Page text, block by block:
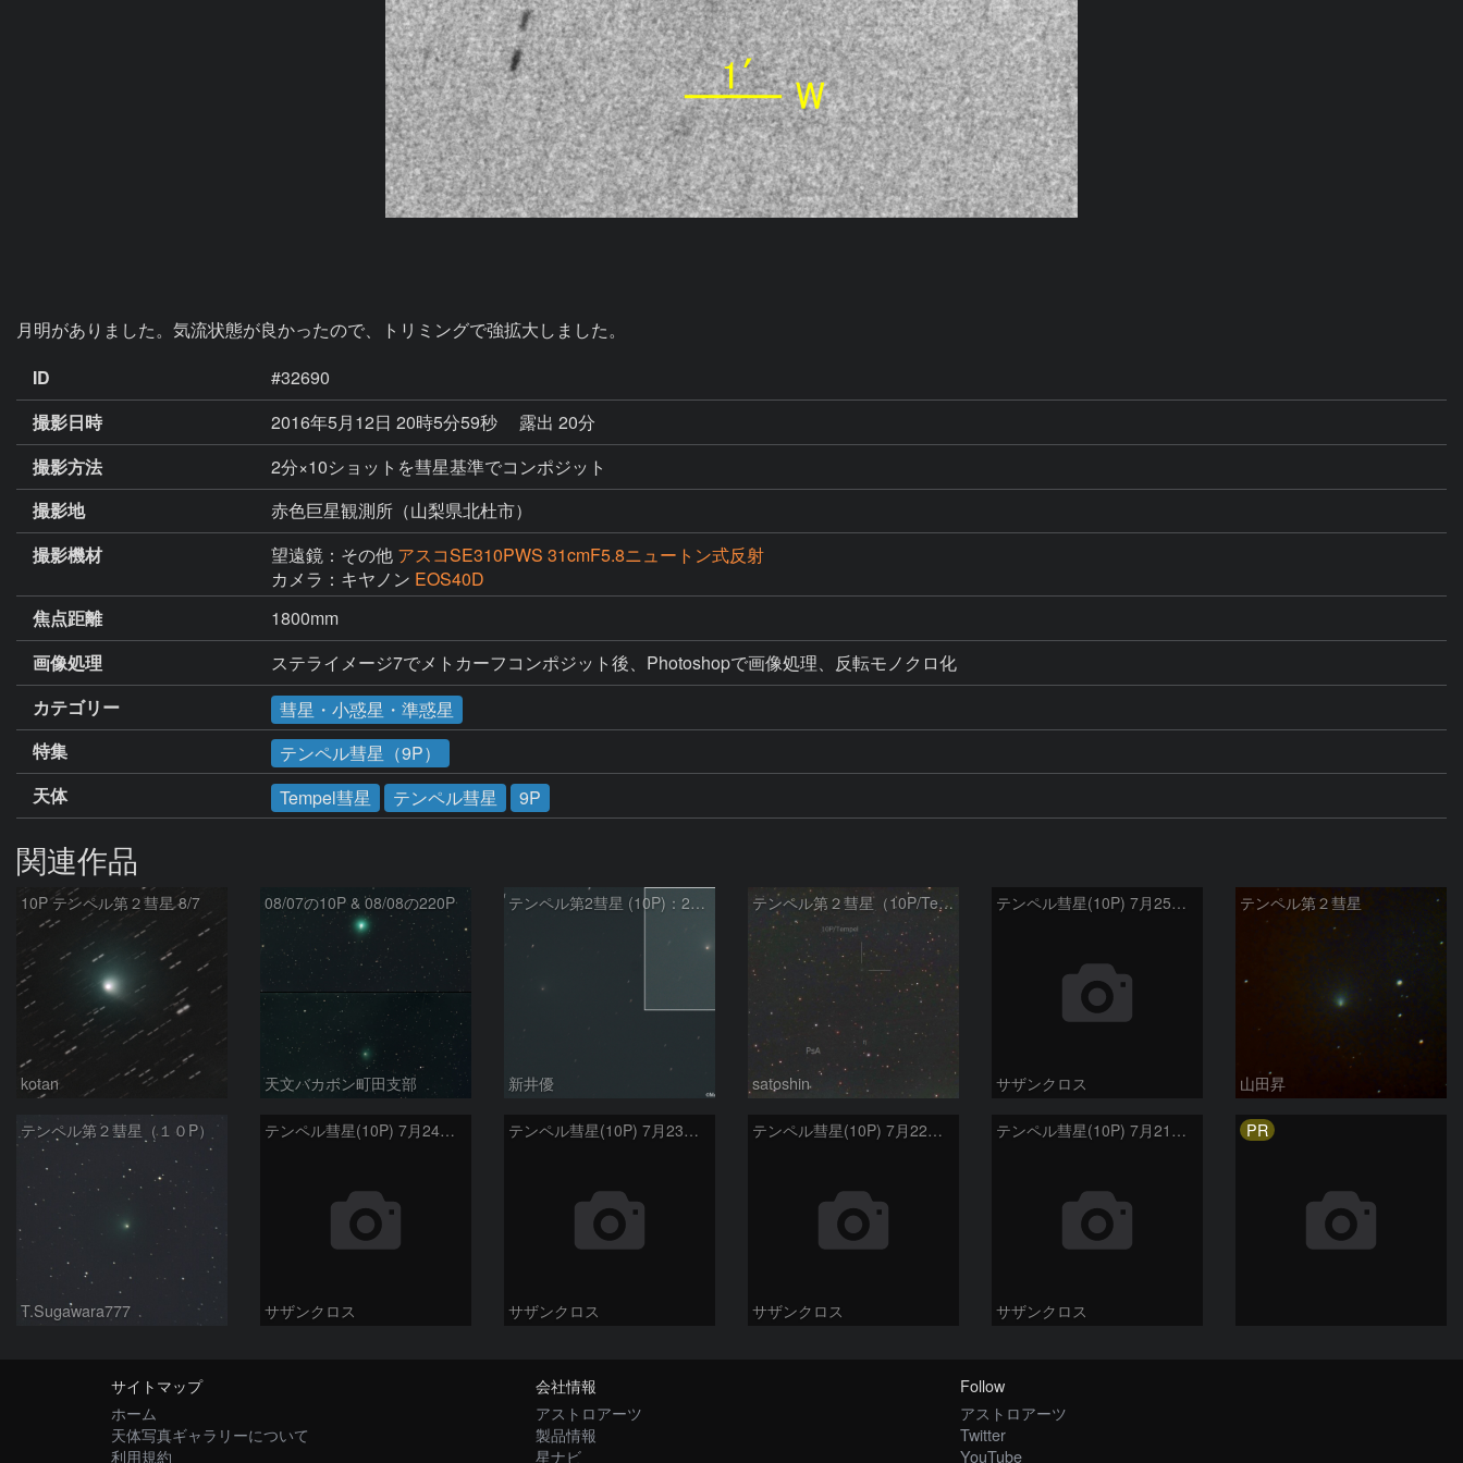
月明がありました。気流状態が良かったので、トリミングで強拡大しました。
ID
#32690
撮影日時
2016年5月12日 20時5分59秒
露出 20分
撮影方法
2分×10ショットを彗星基準でコンポジット
撮影地
赤色巨星観測所（山梨県北杜市）
撮影機材
望遠鏡：その他 アスコSE310PWS 31cmF5.8ニュートン式反射
カメラ：キヤノン EOS40D
焦点距離
1800mm
画像処理
ステライメージ7でメトカーフコンポジット後、Photoshopで画像処理、反転モノクロ化
カテゴリー
彗星・小惑星・準惑星
特集
テンペル彗星（9P）
天体
Tempel彗星 テンペル彗星 9P
関連作品
10P テンペル第２彗星 8/7
kotan
08/07の10P & 08/08の220P
天文バカボン町田支部
テンペル第2彗星 (10P)：2026/08/07
新井優
テンペル第２彗星（10P/Tempel）8/5
satoshin
テンペル彗星(10P) 7月25日 Seestar50
サザンクロス
テンペル第２彗星
山田昇
テンペル第２彗星（１０P）
T.Sugawara777
テンペル彗星(10P) 7月24日 Seestar50
サザンクロス
テンペル彗星(10P) 7月23日 Seestar50
サザンクロス
テンペル彗星(10P) 7月22日 Seestar50
サザンクロス
テンペル彗星(10P) 7月21日 Seestar50
サザンクロス
PR
サイトマップ
ホーム
天体写真ギャラリーについて
利用規約
会社情報
アストロアーツ
製品情報
星ナビ
Follow
アストロアーツ
Twitter
YouTube